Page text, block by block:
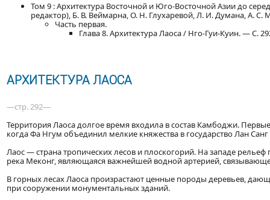
Том 9 : Архитектура Восточной и Юго-Восточной Азии до
редактор), Б. В. Веймарна, О. Н. Глухаревой, Л. И. Думана, А. С.
Часть первая.
Глава 8. Архитектура Лаоса / Нго-Гуи-Куин. — С.
АРХИТЕКТУРА ЛАОСА
—стр. 292—
Территория Лаоса долгое время входила в состав Камбоджи.
когда Фа Нгум объединил мелкие княжества в государство Лан
Лаос — страна тропических лесов и плоскогорий. На западе
река Меконг, являющаяся важнейшей водной артерией,
В горных лесах Лаоса произрастают ценные породы деревьев,
при сооружении монументальных зданий.